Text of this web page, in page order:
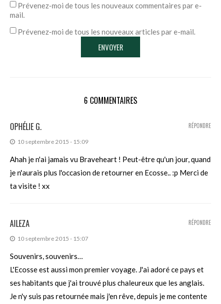
Prévenez-moi de tous les nouveaux commentaires par e-
mail.
Prévenez-moi de tous les nouveaux articles par e-mail.
6 COMMENTAIRES
OPHÉLIE G.
10 septembre 2015 - 15:09
Ahah je n'ai jamais vu Braveheart ! Peut-être qu'un jour, quand
je n'aurais plus l'occasion de retourner en Ecosse.. :p Merci de
ta visite ! xx
RÉPONDRE
AILEZA
10 septembre 2015 - 15:07
Souvenirs, souvenirs…
L'Ecosse est aussi mon premier voyage. J'ai adoré ce pays et
ses habitants que j'ai trouvé plus chaleureux que les anglais.
Je n'y suis pas retournée mais j'en rêve, depuis je me contente
RÉPONDRE